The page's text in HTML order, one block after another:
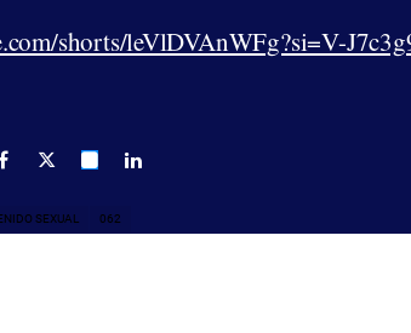
shorts/leVlDVAnWFg?si=V-
SEXUAL 062